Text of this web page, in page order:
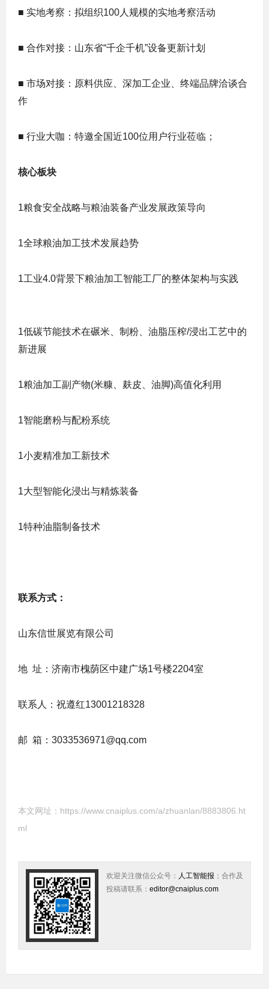
■ 实地考察：拟组织100人规模的实地考察活动
■ 合作对接：山东省“千企千机”设备更新计划
■ 市场对接：原料供应、深加工企业、终端品牌洽谈合
作
■ 行业大咖：特邀全国近100位用户行业莅临；
核心板块
1粮食安全战略与粮油装备产业发展政策导向
1全球粮油加工技术发展趋势
1工业4.0背景下粮油加工智能工厂的整体架构与实践
1低碳节能技术在碾米、制粉、油脂压榨/浸出工艺中的
新进展
1粮油加工副产物(米糠、麸皮、油脚)高值化利用
1智能磨粉与配粉系统
1小麦精准加工新技术
1大型智能化浸出与精炼装备
1特种油脂制备技术
联系方式：
山东信世展览有限公司
地 址：济南市槐荫区中建广场1号楼2204室
联系人：祝遵红13001218328
邮 箱：3033536971@qq.com
本文网址： https://www.cnaiplus.com/a/zhuanlan/8883806.ht
ml
欢迎关注微信公众号： 人工智能报 ；合作及
投稿请联系： editor@cnaiplus.com